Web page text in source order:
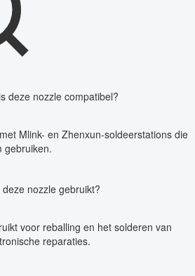
deze nozzle compatibel?
Mlink- en Zhenxun-soldeerstations die
gebruiken.
nozzle gebruikt?
voor reballing en het solderen van
reparaties.